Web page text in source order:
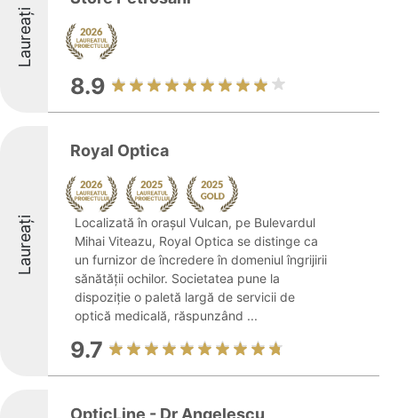
Laureați
8.9
Laureați
Royal Optica
Localizată în orașul Vulcan, pe Bulevardul
Mihai Viteazu, Royal Optica se distinge ca
un furnizor de încredere în domeniul îngrijirii
sănătății ochilor. Societatea pune la
dispoziție o paletă largă de servicii de
optică medicală, răspunzând ...
9.7
OpticLine - Dr Angelescu